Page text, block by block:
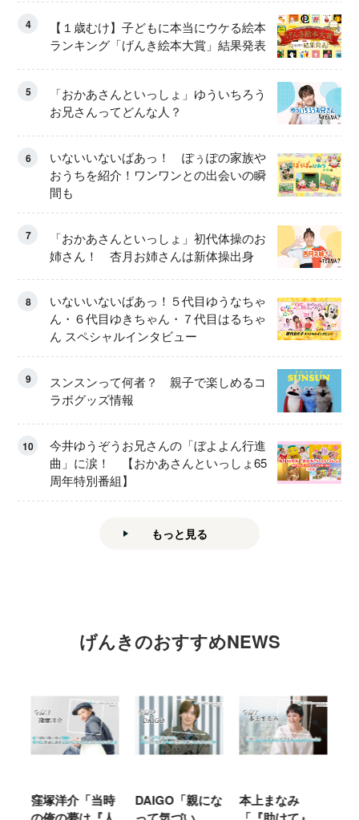
4
【１歳むけ】子どもに本当にウケる絵本
ランキング「げんき絵本大賞」結果発表
5
「おかあさんといっしょ」ゆういちろう
お兄さんってどんな人？
6
いないいないばあっ！ ぽぅぽの家族や
おうちを紹介！ワンワンとの出会いの瞬
間も
7
「おかあさんといっしょ」初代体操のお
姉さん！ 杏月お姉さんは新体操出身
8
いないいないばあっ！５代目ゆうなちゃ
ん・６代目ゆきちゃん・７代目はるちゃ
ん スペシャルインタビュー
9
スンスンって何者？ 親子で楽しめるコ
ラボグッズ情報
10
今井ゆうぞうお兄さんの「ぼよよん行進
曲」に涙！ 【おかあさんといっしょ65
周年特別番組】
もっと見る
げんきのおすすめNEWS
窪塚洋介「当時
DAIGO「親にな
本上まなみ